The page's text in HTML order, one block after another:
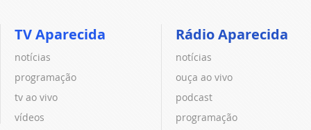
TV Aparecida
notícias
programação
tv ao vivo
vídeos
Rádio Aparecida
notícias
ouça ao vivo
podcast
programação